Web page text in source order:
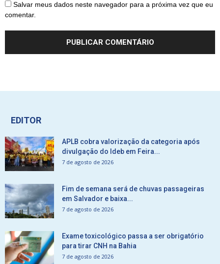
Salvar meus dados neste navegador para a próxima vez que eu
comentar.
EDITOR
APLB cobra valorização da categoria após
divulgação do Ideb em Feira...
7 de agosto de 2026
Fim de semana será de chuvas passageiras
em Salvador e baixa...
7 de agosto de 2026
Exame toxicológico passa a ser obrigatório
para tirar CNH na Bahia
7 de agosto de 2026